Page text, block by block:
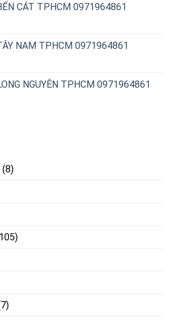
CÁT TPHCM 0971964861
NAM TPHCM 0971964861
NGUYÊN TPHCM 0971964861
(8)